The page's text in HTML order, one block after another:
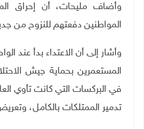
وأضاف مليحات، أن إحراق
المواطنين دفعتهم للنزوح من
وأشار إلى أن الاعتداء بدأ عند
المستعمرين بحماية جيش
في البركسات التي كانت تأوي
تدمير الممتلكات بالكامل،